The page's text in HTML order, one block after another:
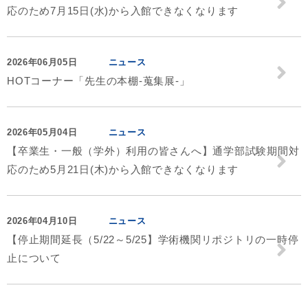
応のため7月15日(水)から入館できなくなります
2026年06月05日 ニュース
HOTコーナー「先生の本棚-蒐集展-」
2026年05月04日 ニュース
【卒業生・一般（学外）利用の皆さんへ】通学部試験期間対
応のため5月21日(木)から入館できなくなります
2026年04月10日 ニュース
【停止期間延長（5/22～5/25】学術機関リポジトリの一時停
止について